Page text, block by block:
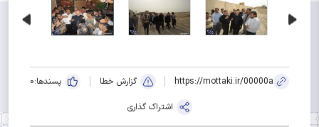
https://mottaki.ir/00000a گزارش خطا پسندها:0
اشتراک گذاری